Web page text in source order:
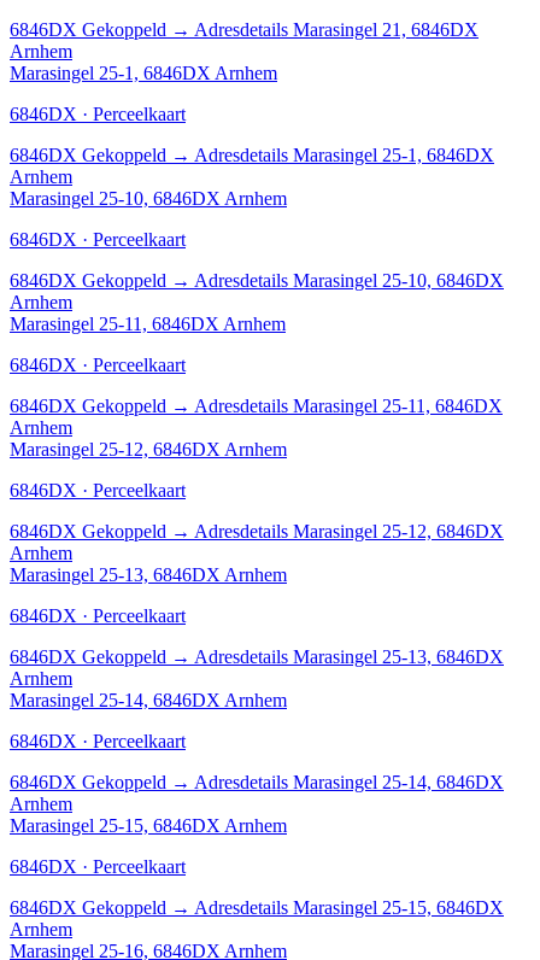
6846DX Gekoppeld → Adresdetails Marasingel 21, 6846DX
Arnhem
Marasingel 25-1, 6846DX Arnhem
6846DX · Perceelkaart
6846DX Gekoppeld → Adresdetails Marasingel 25-1, 6846DX
Arnhem
Marasingel 25-10, 6846DX Arnhem
6846DX · Perceelkaart
6846DX Gekoppeld → Adresdetails Marasingel 25-10, 6846DX
Arnhem
Marasingel 25-11, 6846DX Arnhem
6846DX · Perceelkaart
6846DX Gekoppeld → Adresdetails Marasingel 25-11, 6846DX
Arnhem
Marasingel 25-12, 6846DX Arnhem
6846DX · Perceelkaart
6846DX Gekoppeld → Adresdetails Marasingel 25-12, 6846DX
Arnhem
Marasingel 25-13, 6846DX Arnhem
6846DX · Perceelkaart
6846DX Gekoppeld → Adresdetails Marasingel 25-13, 6846DX
Arnhem
Marasingel 25-14, 6846DX Arnhem
6846DX · Perceelkaart
6846DX Gekoppeld → Adresdetails Marasingel 25-14, 6846DX
Arnhem
Marasingel 25-15, 6846DX Arnhem
6846DX · Perceelkaart
6846DX Gekoppeld → Adresdetails Marasingel 25-15, 6846DX
Arnhem
Marasingel 25-16, 6846DX Arnhem